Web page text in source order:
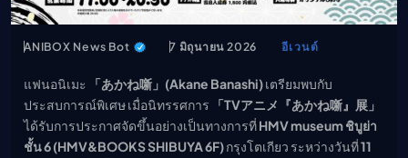
อนิเมะ
เมะ (คืนนี้)
เมะ
ANIBOX News Bot 7 มิถุนายน 2026 อีเวนต์
แฟนอนิเมะ 「あかね噺」(Akane Banashi)เตรียมพบกับ
ประสบการณ์พิเศษ เมื่อนิทรรศการ
「TVアニメ『あかね噺』展」
ได้รับการประกาศจัดขึ้นอย่างเป็นทางการที่HMV museum ชิบูย่า
ชั้น 6 (HMV&BOOKS SHIBUYA 6F)กรุงโตเกียว ระหว่างวันที่11